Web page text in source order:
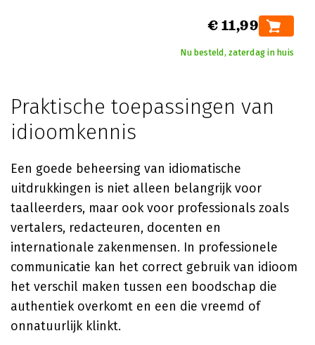
€ 11,99
Nu besteld, zaterdag in huis
Praktische toepassingen van
idioomkennis
Een goede beheersing van idiomatische
uitdrukkingen is niet alleen belangrijk voor
taalleerders, maar ook voor professionals zoals
vertalers, redacteuren, docenten en
internationale zakenmensen. In professionele
communicatie kan het correct gebruik van idioom
het verschil maken tussen een boodschap die
authentiek overkomt en een die vreemd of
onnatuurlijk klinkt.